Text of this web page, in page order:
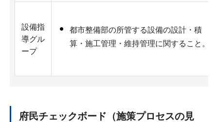
設備指
導グル
ープ
都市整備部の所管する設備の設計・積
算・施工管理・維持管理に関すること。
府民チェックボード（施策プロセスの見